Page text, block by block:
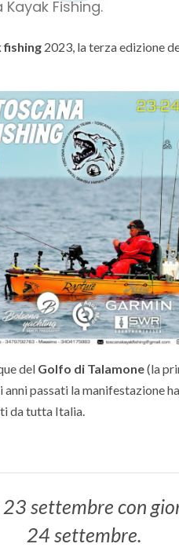
Fishing.
fishing 2023, la terza edizione
del Golfo di Talamone(la
passati la manifestazione
da tutta Italia.
settembre con
24 settembre.